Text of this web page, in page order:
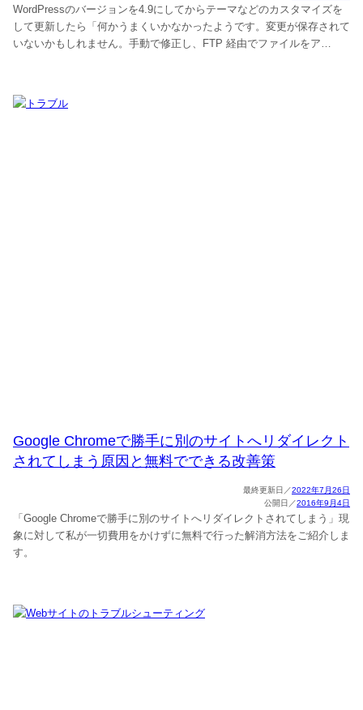
WordPressのバージョンを4.9にしてからテーマなどのカスタマイズを
して更新したら「何かうまくいかなかったようです。変更が保存されて
いないかもしれません。手動で修正し、FTP 経由でファイルをア…
Google Chromeで勝手に別のサイトへリダイレクト
されてしまう原因と無料でできる改善策
2022年7月26日
2016年9月4日
「Google Chromeで勝手に別のサイトへリダイレクトされてしまう」現
象に対して私が一切費用をかけずに無料で行った解消方法をご紹介しま
す。